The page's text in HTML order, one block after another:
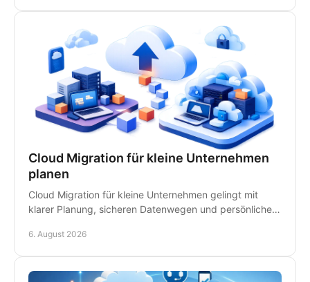
Cloud Migration für kleine Unternehmen
planen
Cloud Migration für kleine Unternehmen gelingt mit
klarer Planung, sicheren Datenwegen und persönlicher
6. August 2026